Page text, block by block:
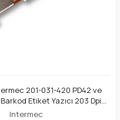
201-031-420 PD42 ve
Etiket Yazıcı 203 Dpi
Baskı Kafası
Intermec